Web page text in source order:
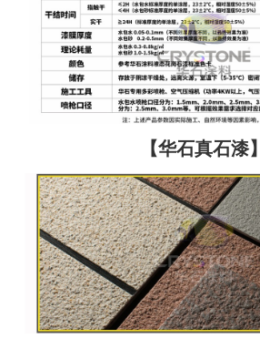
【华石真石漆】